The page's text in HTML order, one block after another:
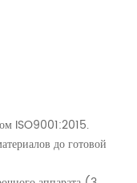
ISO9001:2015.
до готовой